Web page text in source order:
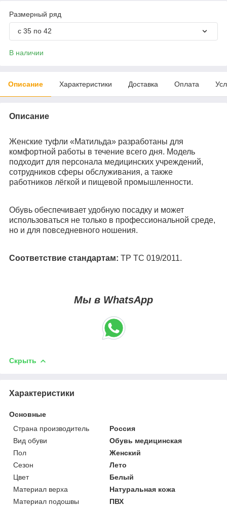
Размерный ряд
с 35 по 42
В наличии
Описание Характеристики Доставка Оплата
Описание
Женские туфли «Матильда» разработаны для
комфортной работы в течение всего дня. Модель
подходит для персонала медицинских учреждений,
сотрудников сферы обслуживания, а также
работников лёгкой и пищевой промышленности.
Обувь обеспечивает удобную посадку и может
использоваться не только в профессиональной среде,
но и для повседневного ношения.
Соответствие стандартам: ТР ТС 019/2011.
Мы в WhatsApp
Скрыть
Характеристики
Основные
Страна производитель
Россия
Вид обуви
Обувь медицинская
Пол
Женский
Сезон
Лето
Цвет
Белый
Материал верха
Натуральная кожа
Материал подошвы
ПВХ